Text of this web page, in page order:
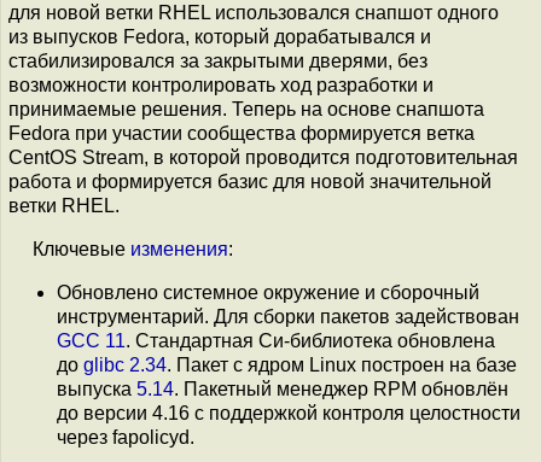
для новой ветки RHEL использовался снапшот одного
из выпусков Fedora, который дорабатывался и
стабилизировался за закрытыми дверями, без
возможности контролировать ход разработки и
принимаемые решения. Теперь на основе снапшота
Fedora при участии сообщества формируется ветка
CentOS Stream, в которой проводится подготовительная
работа и формируется базис для новой значительной
ветки RHEL.
Ключевые изменения:
Обновлено системное окружение и сборочный
инструментарий. Для сборки пакетов задействован
GCC 11. Стандартная Си-библиотека обновлена
до glibc 2.34. Пакет с ядром Linux построен на базе
выпуска 5.14. Пакетный менеджер RPM обновлён
до версии 4.16 с поддержкой контроля целостности
через fapolicyd.